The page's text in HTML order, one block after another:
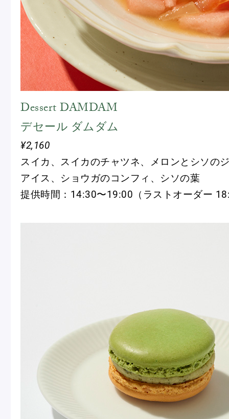
Dessert DAMDAM
デセール ダムダム
¥2,160
スイカ、スイカのチャツネ、メロンとシソの
アイス、ショウガのコンフィ、シソの葉
提供時間：14:30〜19:00（ラストオーダー